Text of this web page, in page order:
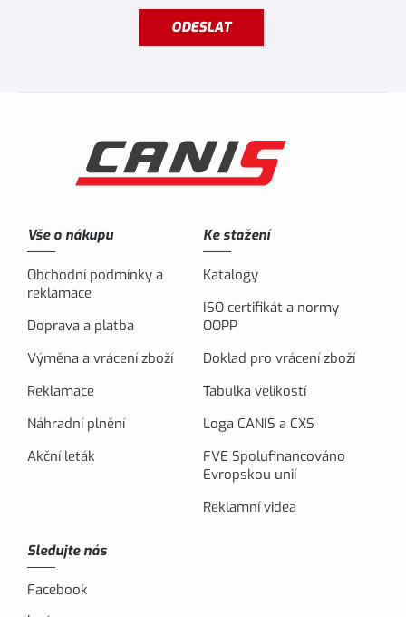
ODESLAT
Vše o nákupu
Obchodní podmínky a
reklamace
Doprava a platba
Výměna a vrácení zboží
Reklamace
Náhradní plnění
Akční leták
Ke stažení
Katalogy
ISO certifikát a normy
OOPP
Doklad pro vrácení zboží
Tabulka velikostí
Loga CANIS a CXS
FVE Spolufinancováno
Evropskou unií
Reklamní videa
Sledujte nás
Facebook